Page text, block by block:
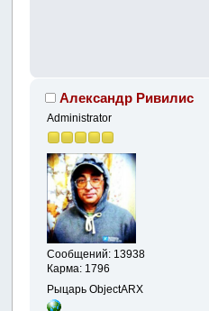
Александр Ривилис
Administrator
Сообщений: 13938
Карма: 1796
Рыцарь ObjectARX